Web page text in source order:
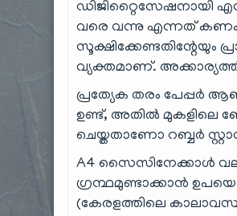
ഡിജിറ്റൈസേഷനായി
വരെ വന്നു എന്നത്
സൂക്ഷിക്കേണ്ടതിന്റേയും
വ്യക്തമാണ്.
പ്രത്യേക തരം പേപ്പർ
ഉണ്ട്, അതിൽ മുകളിലെ
ചെയ്തതാണോ റബ്ബർ
A4 സൈസിനേക്കാൾ
ഗ്രന്ഥമുണ്ടാക്കാൻ
(കേരളത്തിലെ